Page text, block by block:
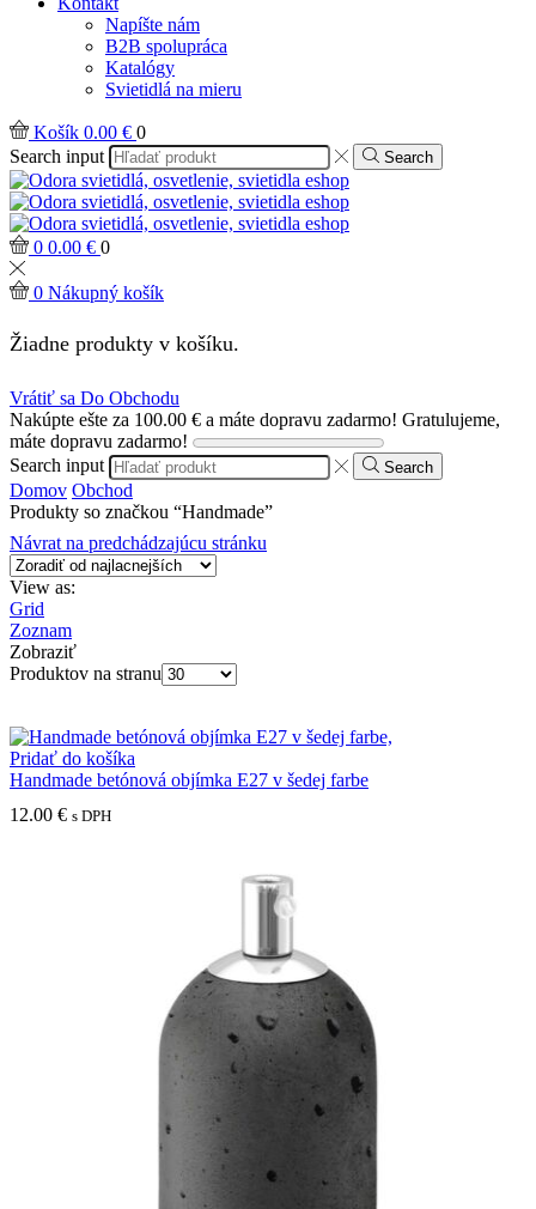
Napíšte nám
B2B spolupráca
Katalógy
Svietidlá na mieru
Košík 0.00 € 0
Search input
Search
0 0.00 € 0
0 Nákupný košík
Žiadne produkty v košíku.
Vrátiť sa Do Obchodu
Nakúpte ešte za 100.00 € a máte dopravu zadarmo! Gratulujeme,
máte dopravu zadarmo!
Search input
Search
Domov Obchod
Produkty so značkou “Handmade”
Návrat na predchádzajúcu stránku
View as:
Grid
Zoznam
Zobraziť
Produktov na stranu
Pridať do košíka
Handmade betónová objímka E27 v šedej farbe
12.00 € s DPH